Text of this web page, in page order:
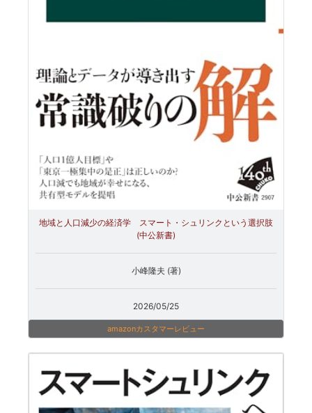
地域と人口減少の経済学 スマート・シュリンクという選択肢
(中公新書)
小峰隆夫 (著)
2026/05/25
amazonカスタマーレビュー